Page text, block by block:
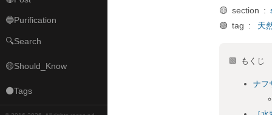
🔵Purification
🔍Search
🟡Should_Know
⚫Tags
🟡 section :
🟢 tag :
天
🟩 もくじ
ナフ